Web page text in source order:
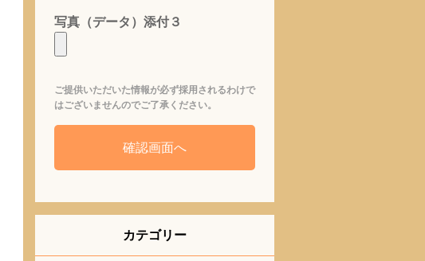
写真（データ）添付３
ご提供いただいた情報が必ず採用されるわけで
はございませんのでご了承ください。
カテゴリー